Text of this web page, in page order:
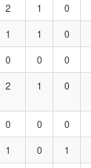
2 1 0
1 1 0
0 0 0
2 1 0
0 0 0
1 0 1